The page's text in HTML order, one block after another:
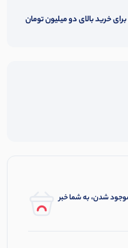
خرید بالای دو میلیون تومان
شدن، به شما خبر